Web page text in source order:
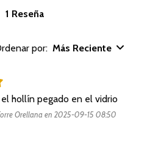
1 Reseña
por: Más Reciente
hollín pegado en el vidrio
Orellana en 2025-09-15 08:50